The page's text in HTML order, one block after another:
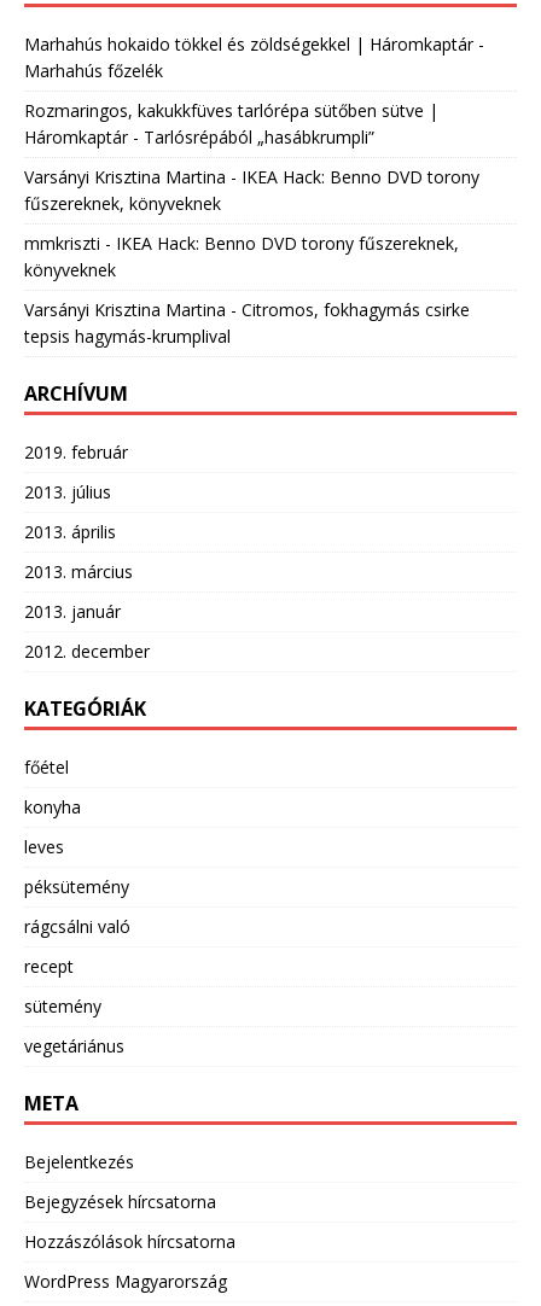
Marhahús hokaido tökkel és zöldségekkel | Háromkaptár-
Marhahús főzelék
Rozmaringos, kakukkfüves tarlórépa sütőben sütve |
Háromkaptár- Tarlósrépából „hasábkrumpli”
Varsányi Krisztina Martina - IKEA Hack: Benno DVD torony
fűszereknek, könyveknek
mmkriszti - IKEA Hack: Benno DVD torony fűszereknek,
könyveknek
Varsányi Krisztina Martina - Citromos, fokhagymás csirke
tepsis hagymás-krumplival
ARCHÍVUM
2019. február
2013. július
2013. április
2013. március
2013. január
2012. december
KATEGÓRIÁK
főétel
konyha
leves
péksütemény
rágcsálni való
recept
sütemény
vegetáriánus
META
Bejelentkezés
Bejegyzések hírcsatorna
Hozzászólások hírcsatorna
WordPress Magyarország